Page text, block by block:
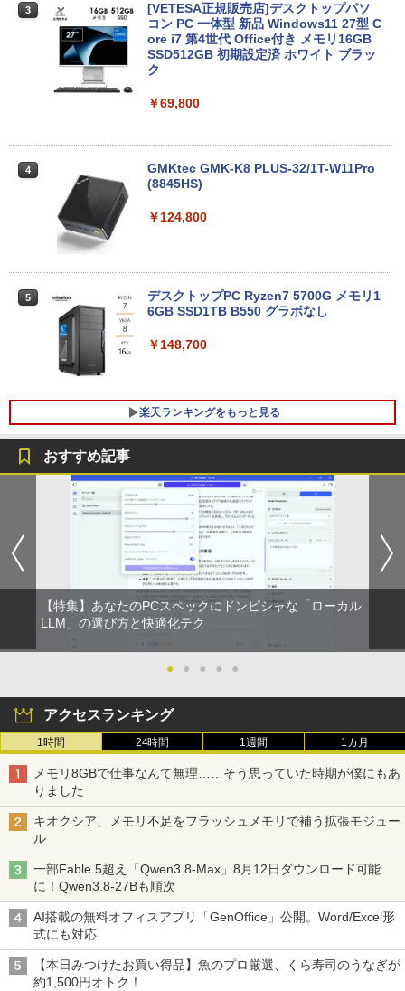
￥1,964
Xiaomi シャオミ REDMI Buds 8 Lite ワイヤ
リング ANC 36時間再生
BUGS LIFE
￥250
コカ・コーラ やかんの麦茶 from 爽健美茶 ラ
ベルレス 650mlPET×24本
￥2,009
スーパーの裏でヤニ吸うふたり 9巻 (デジタル
版ビッグガンガンコミックス)
￥810
3
DELL Latitude 5590 Core i5 8250U 1.6
GHz/8GB/256GB(SSD)/15.6W/FWXGA
(1366x768)/Win11 画面シミあり【中
古】【20260709】
GHz/8GB/256GB(SSD)/15.6W/FWXGA
(1366x768)/Win11 画面キズあり【中
5
HP / ノートPC / HP ENVY x360 Convert
ible 15-cp0xxx / AMD Ryzen 5 / グラフ
s, Inc. [AMD/ATI] Raven Ridge [Radeo
￥17,963
3
[VETESA正規販売店]デスクトップパソ
コン PC 一体型 新品 Windows11 27型 C
ore i7 第4世代 Office付き メモリ16GB
SSD512GB 初期設定済 ホワイト ブラッ
ク
￥69,800
4
GMKtec GMK-K8 PLUS-32/1T-W11Pro
(8845HS)
￥124,800
5
デスクトップPC Ryzen7 5700G メモリ1
6GB SSD1TB B550 グラボなし
￥148,700
楽天ランキングをもっと見る
Aランクパーティを離脱した俺は、元教
え子たちと迷宮深部を目指す。（13）
【電子書籍】[ ユーリ ]
￥792
異世界ウォーキング（14） 【電子書籍】
￥792
3
【漫画全巻セット】【中古】遊戯王［文
庫版］ ＜1〜22巻完結＞ 高橋和希
【中古】DRAGON BALL（ドラゴンボー
ル） （完全版） 全34巻完結（ジャンプ
コミックスデラックス） （コミック） 全
巻セット
おすすめ記事
【特集】あなたのPCスペックにドンピシャな「ローカル
LLM」の選び方と快適化テク
● ● ● ● ●
アクセスランキング
1時間 24時間 1週間 1カ月
メモリ8GBで仕事なんて無理……そう思っていた時期が僕にもあ
りました
キオクシア、メモリ不足をフラッシュメモリで補う拡張モジュー
ル
一部Fable 5超え「Qwen3.8-Max」8月12日ダウンロード可能
に！Qwen3.8-27Bも順次
AI搭載の無料オフィスアプリ「GenOffice」公開。Word/Excel形
式にも対応
【本日みつけたお買い得品】魚のプロ厳選、くら寿司のうなぎが
約1,500円オトク！